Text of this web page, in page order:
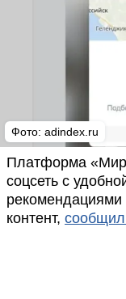
Фото: adindex.ru
Платформа
соцсеть с
рекомендациями
контент,